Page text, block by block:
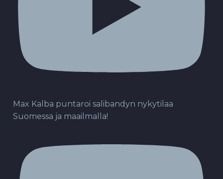
Max Kalba puntaroi salibandyn nykytilaa
Suomessa ja maailmalla!